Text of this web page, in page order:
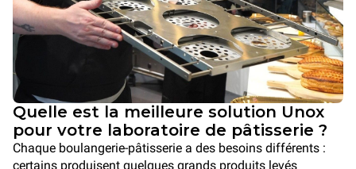
Quelle est la meilleure solution Unox
pour votre laboratoire de pâtisserie ?
Chaque boulangerie-pâtisserie a des besoins différents :
certains produisent quelques grands produits levés